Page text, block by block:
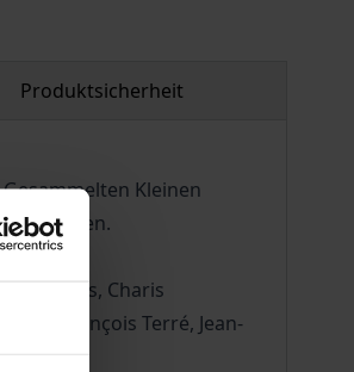
Produktsicherheit
Kleinen
Themen.
Mazos, Charis
François Terré, Jean-